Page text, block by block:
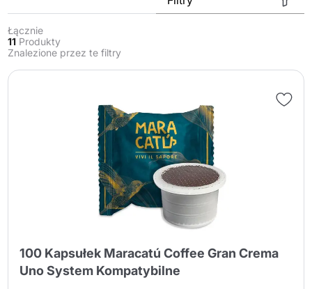
Łącznie
11 Produkty
Znalezione przez te filtry
100 Kapsułek Maracatú Coffee Gran Crema
Uno System Kompatybilne
Wyślij